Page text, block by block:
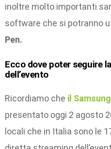
inoltre molto importanti
software che si potranno
Pen.
Ecco dove poter seguire
dell’evento
Ricordiamo che il
presentato oggi 2 agosto
locali che in Italia sono le